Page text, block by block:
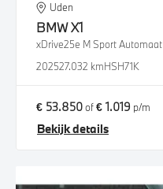
Uden
BMWX1
xDrive25e M Sport Automaat
202527.032 kmHSH71K
€ 53.850of€ 1.019 p/m
Bekijk details